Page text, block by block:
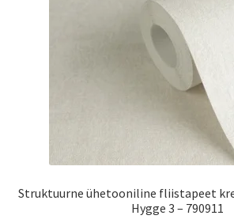
Struktuurne ühetooniline fliistapeet
Hygge 3 – 790911